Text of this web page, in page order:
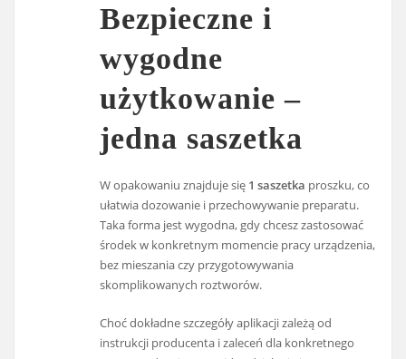
Bezpieczne i
wygodne
użytkowanie –
jedna saszetka
W opakowaniu znajduje się 1 saszetka proszku, co
ułatwia dozowanie i przechowywanie preparatu.
Taka forma jest wygodna, gdy chcesz zastosować
środek w konkretnym momencie pracy urządzenia,
bez mieszania czy przygotowywania
skomplikowanych roztworów.
Choć dokładne szczegóły aplikacji zależą od
instrukcji producenta i zaleceń dla konkretnego